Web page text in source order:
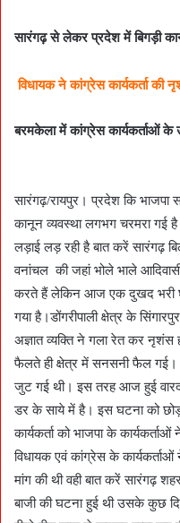
सारंगढ़ से लेकर प्रदेश में बिगड़ी
विधायक ने कांग्रेस कार्यकर्ता की
बरमकेला में कांग्रेस कार्यकर्ताओं के
सारंगढ़/रायपुर। प्रदेश कि भाजपा
कानून व्यवस्था लगभग चरमरा
लड़ाई लड़ रही है बात करें सारंगढ़
वनांचल की जहां भोले भाले
करते हैं लेकिन आज एक दुखद भरी
गया है।डोंगरीपाली क्षेत्र के
अज्ञात व्यक्ति ने गला रेत कर नृशंस
फैलते ही क्षेत्र में सनसनी फैल
जुट गई थी। इस तरह आज हुई
डर के साये में है। इस घटना को
कार्यकर्ता को भाजपा के
विधायक एवं कांग्रेस के कार्यकर्ताओं
मांग की थी वही बात करें सारंगढ़
बाजी की घटना हुई थी उसके कुछ